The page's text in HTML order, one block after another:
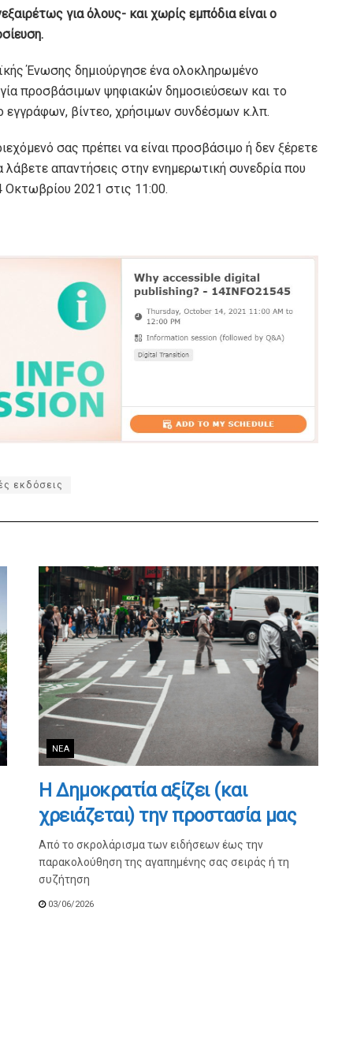
για όλους- και χωρίς εμπόδια είναι ο
Ένωσης δημιούργησε ένα ολοκληρωμένο
προσβάσιμων ψηφιακών δημοσιεύσεων και το
εγγράφων, βίντεο, χρήσιμων συνδέσμων κ.λπ.
σας πρέπει να είναι προσβάσιμο ή δεν ξέρετε
λάβετε απαντήσεις στην ενημερωτική συνεδρία που
Οκτωβρίου 2021 στις 11:00.
εκδόσεις
ΝΈΑ
Η Δημοκρατία αξίζει (και
χρειάζεται) την προστασία μας
Από το σκρολάρισμα των ειδήσεων έως την
παρακολούθηση της αγαπημένης σας σειράς ή τη
συζήτηση
03/06/2026